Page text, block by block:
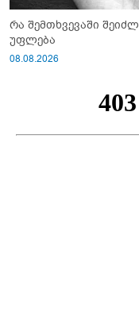
რა შემთხვევაში
უფლება
08.08.2026